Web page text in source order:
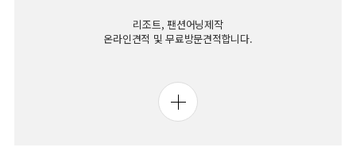
리조트, 팬션어닝제작
온라인견적 및 무료방문견적합니다.